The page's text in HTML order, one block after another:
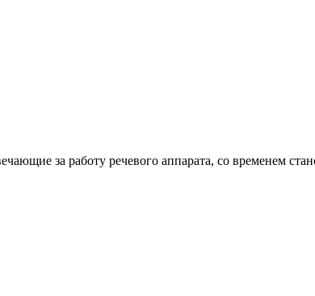
за работу речевого аппарата, со временем